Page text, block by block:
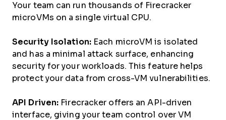
Your team can run thousands of Firecracker
microVMs on a single virtual CPU.
Security Isolation:Each microVM is isolated
and has a minimal attack surface, enhancing
security for your workloads. This feature helps
protect your data from cross-VM vulnerabilities.
API Driven: Firecracker offers an API-driven
interface, giving your team control over VM